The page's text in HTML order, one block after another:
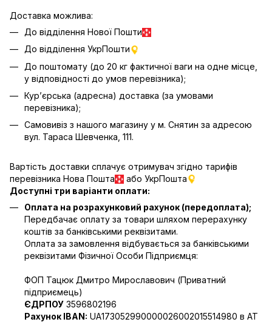
Доставка можлива:
До відділення Нової Пошти
До відділення УкрПошти
До поштомату (до 20 кг фактичної ваги на одне місце,
у відповідності до умов перевізника);
Кур’єрська (адресна) доставка (за умовами
перевізника);
Самовивіз з нашого магазину у м. Снятин за адресою
вул. Тараса Шевченка, 111.
Вартість доставки сплачує отримувач згідно тарифів
перевізника Нова Пошта
або УкрПошта
Доступні три варіанти оплати:
Оплата на розрахунковий рахунок (передоплата);
Передбачає оплату за товари шляхом перерахунку
коштів за банківськими реквізитами.
Оплата за замовлення відбувається за банківськими
реквізитами Фізичної Особи Підприємця:
ФОП Тацюк Дмитро Мирославович (Приватний
пiдприємець)
ЄДРПОУ 3596802196
Рахунок IBAN: UA173052990000026002015514980 в АТ